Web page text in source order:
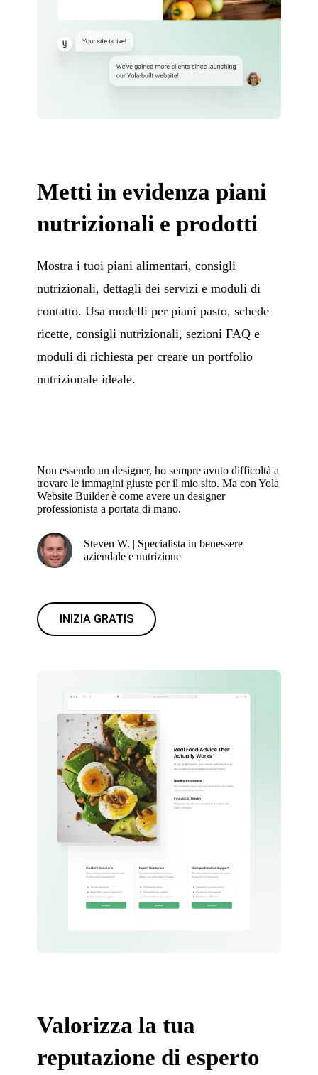
Metti in evidenza piani
nutrizionali e prodotti
Mostra i tuoi piani alimentari, consigli
nutrizionali, dettagli dei servizi e moduli di
contatto. Usa modelli per piani pasto, schede
ricette, consigli nutrizionali, sezioni FAQ e
moduli di richiesta per creare un portfolio
nutrizionale ideale.
Non essendo un designer, ho sempre avuto difficoltà a
trovare le immagini giuste per il mio sito. Ma con Yola
Website Builder è come avere un designer
professionista a portata di mano.
Steven W. | Specialista in benessere
aziendale e nutrizione
INIZIA GRATIS
Valorizza la tua
reputazione di esperto